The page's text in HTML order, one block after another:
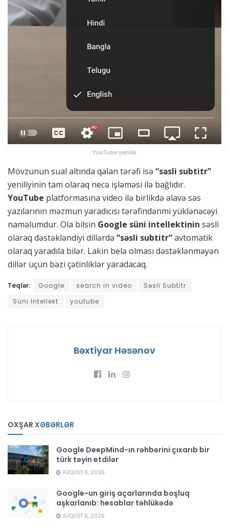
YouTube yenilik
Mövzunun sual altında qalan tərəfi isə “səsli subtitr”
yeniliyinin tam olaraq necə işləməsi ilə bağlıdır.
YouTube platformasına video ilə birlikdə əlavə səs
yazılarının məzmun yaradıcısı tərəfindənmi yüklənəcəyi
naməlumdur. Ola bilsin Google süni intellektinin səsli
olaraq dəstəkləndiyi dillərdə “səsli subtitr”avtomatik
olaraq yaradıla bilər. Lakin belə olması dəstəklənməyən
dillər üçün bəzi çətinliklər yaradacaq.
Teqlər: Google search in video
Səsli Subtitr
Süni İntellekt
youtube
Bəxtiyar Həsənov
OXŞAR XƏBƏRLƏR
Google DeepMind-ın rəhbərini çıxarıb bir
türk təyin etdilər
AVQUST 6, 2026
Google-un giriş açarlarında boşluq
aşkarlanıb: hesablar təhlükədə
AVQUST 6, 2026